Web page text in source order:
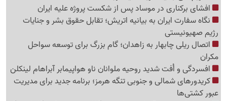
افشای برکناری در موساد پس از شکست پروژه علیه ایران
نگاه سفارت ایران به بیانیه اتریش؛ تقابل حقوق بشر و جنایات
رژیم صهیونیستی
اتصال ریلی چابهار به زاهدان؛ گام بزرگ برای توسعه سواحل
مکران
افسردگی و اُفت شدید روحیه ملوانان ناو هواپیمابر آبراهام لینکلن
کریدورهای شمالی و جنوبی تنگه هرمز؛ برنامه جدید برای مدیریت
عبور کشتی‌ها